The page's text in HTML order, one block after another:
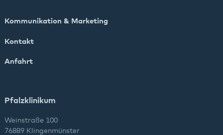
Kommunikation & Marketing
Kontakt
Anfahrt
Pfalzklinikum
Weinstraße 100
76889 Klingenmünster